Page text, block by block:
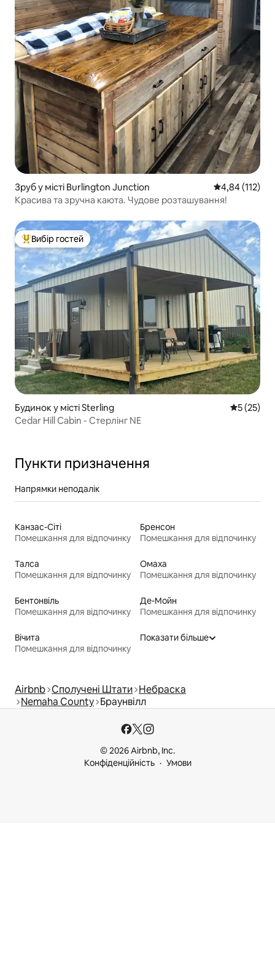
Зруб у місті Burlington Junction Середня
4,84 (112)
Красива та зручна каюта. Чудове розташування!
Топ вибір гостей
Вибір гостей
Будинок у місті Sterling Середня
5 (25)
Cedar Hill Cabin - Стерлінг NE
Пункти призначення
Напрямки неподалік
Канзас-Сіті
Помешкання для відпочинку
Бренсон
Помешкання для відпочинку
Талса
Помешкання для відпочинку
Омаха
Помешкання для відпочинку
Бентонвіль
Помешкання для відпочинку
Де-Мойн
Помешкання для відпочинку
Вічита
Помешкання для відпочинку
Показати більше
Airbnb Сполучені Штати Небраска
Nemaha County Браунвілл
© 2026 Airbnb, Inc.
Конфіденційність
Умови